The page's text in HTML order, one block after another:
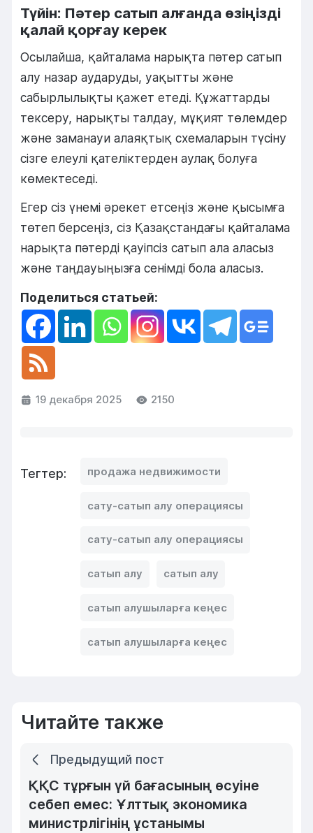
Түйін: Пәтер сатып алғанда өзіңізді
қалай қорғау керек
Осылайша, қайталама нарықта пәтер сатып
алу назар аударуды, уақытты және
сабырлылықты қажет етеді. Құжаттарды
тексеру, нарықты талдау, мұқият төлемдер
және заманауи алаяқтық схемаларын түсіну
сізге елеулі қателіктерден аулақ болуға
көмектеседі.
Егер сіз үнемі әрекет етсеңіз және қысымға
төтеп берсеңіз, сіз Қазақстандағы қайталама
нарықта пәтерді қауіпсіз сатып ала аласыз
және таңдауыңызға сенімді бола аласыз.
Поделиться статьей:
19 декабря 2025 2150
Тегтер: продажа недвижимости
сату-сатып алу операциясы
сату-сатып алу операциясы
сатып алу сатып алу
сатып алушыларға кеңес
сатып алушыларға кеңес
Читайте также
Предыдущий пост
ҚҚС тұрғын үй бағасының өсуіне
себеп емес: Ұлттық экономика
министрлігінің ұстанымы